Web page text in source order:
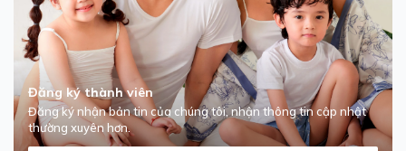
Đăng ký thành viên
Đăng ký nhận bản tin của chúng tôi, nhận thông tin cập nhật
thường xuyên hơn.